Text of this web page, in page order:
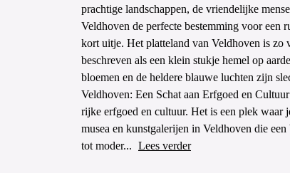
prachtige landschappen, de vriendelijke
Veldhoven de perfecte bestemming voor een
kort uitje. Het platteland van Veldhoven is zo
beschreven als een klein stukje hemel op
bloemen en de heldere blauwe luchten zijn
Veldhoven: Een Schat aan Erfgoed en
rijke erfgoed en cultuur. Het is een plek waar
musea en kunstgalerijen in Veldhoven die
tot moder... Lees verder